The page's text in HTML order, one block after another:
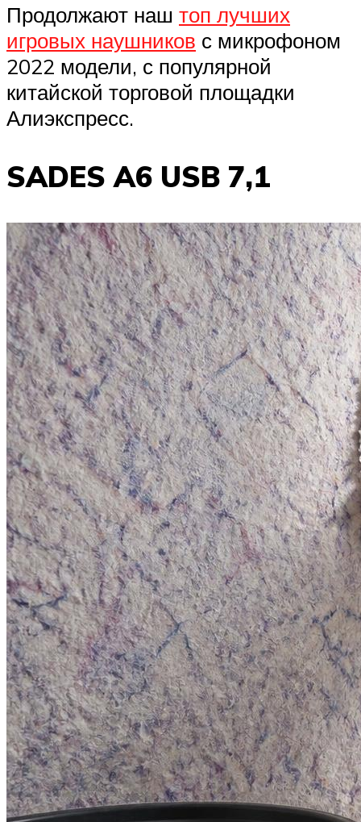
Продолжают наш топ лучших
игровых наушников с микрофоном
2022 модели, с популярной
китайской торговой площадки
Алиэкспресс.
SADES A6 USB 7,1